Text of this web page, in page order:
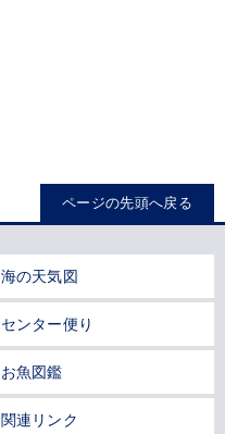
ページの先頭へ戻る
海の天気図
センター便り
お魚図鑑
関連リンク